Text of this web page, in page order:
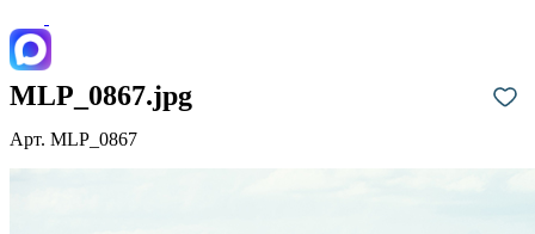
MLP_0867.jpg
Арт. MLP_0867